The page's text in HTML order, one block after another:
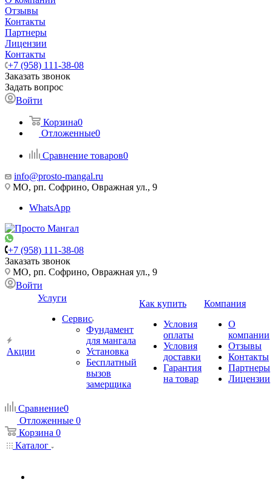
Отзывы
Контакты
Партнеры
Лицензии
Контакты
+7 (958) 111-38-08
Заказать звонок
Задать вопрос
Войти
Корзина0
Отложенные0
Сравнение товаров0
info@prosto-mangal.ru
МО, рп. Софрино, Овражная ул., 9
WhatsApp
+7 (958) 111-38-08
Заказать звонок
МО, рп. Софрино, Овражная ул., 9
Войти
Акции
Услуги
Сервис
Фундамент
для мангала
Установка
Бесплатный
вызов
замерщика
Как купить
Условия
оплаты
Условия
доставки
Гарантия
на товар
Компания
О
компании
Отзывы
Контакты
Партнеры
Лицензии
Сравнение0
Отложенные 0
Корзина 0
Каталог